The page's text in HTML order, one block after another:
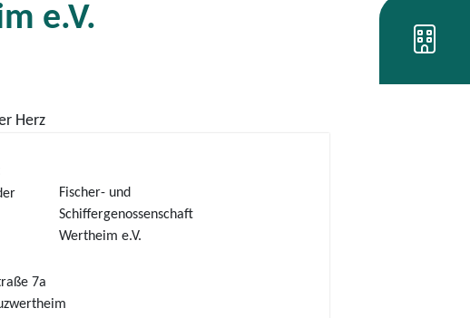
e.V.
Herz
Fischer- und
Schiffergenossenschaft
Wertheim e.V.
7a